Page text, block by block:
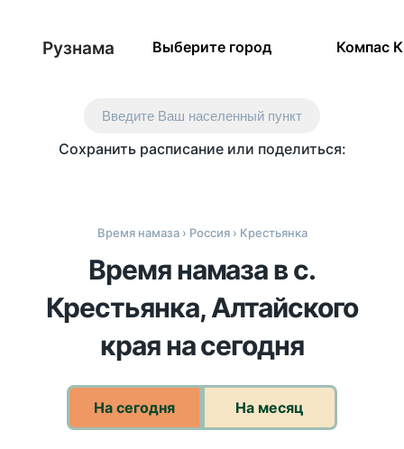
Рузнама Выберите город Компас
Введите Ваш населенный пункт
Сохранить расписание или поделиться:
Время намаза› Россия› Крестьянка
Время намаза в с.
Крестьянка, Алтайского
края на сегодня
На сегодня На месяц